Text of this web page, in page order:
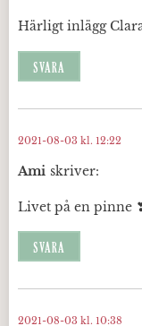
Härligt inlägg
SVARA
Ami skriver:
2021-08-03 kl. 12:22
Livet på en pinne
SVARA
2021-08-03 kl. 10:38